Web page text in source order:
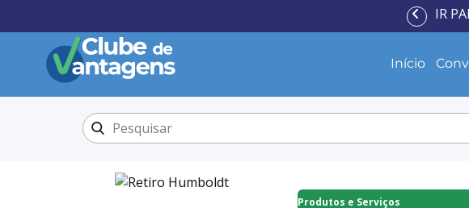
IR
Início
Produtos e Serviços